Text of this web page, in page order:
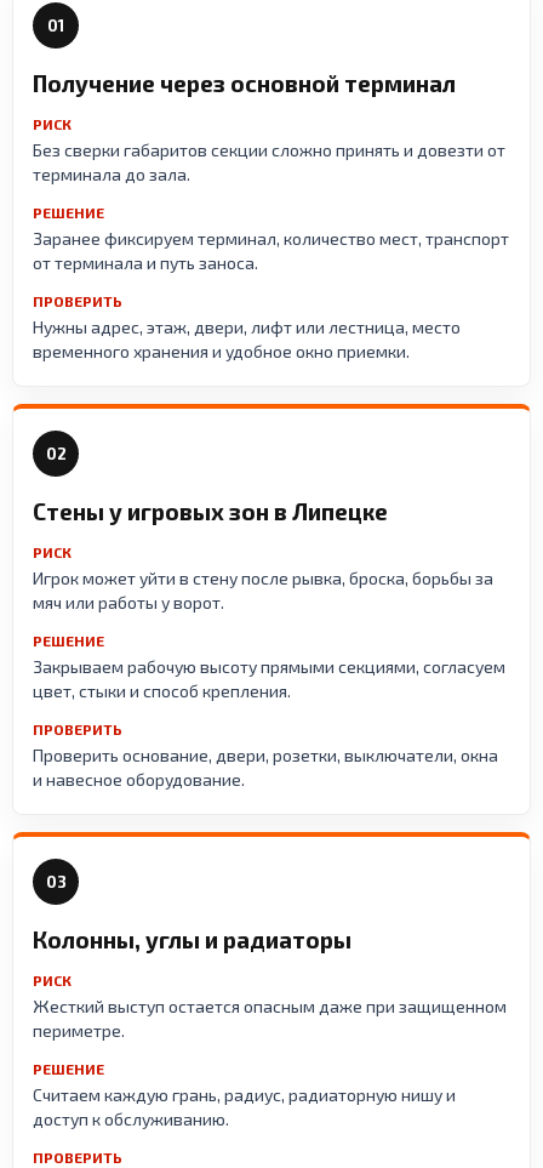
01
Получение через основной терминал
РИСК
Без сверки габаритов секции сложно принять и довезти от
терминала до зала.
РЕШЕНИЕ
Заранее фиксируем терминал, количество мест, транспорт
от терминала и путь заноса.
ПРОВЕРИТЬ
Нужны адрес, этаж, двери, лифт или лестница, место
временного хранения и удобное окно приемки.
02
Стены у игровых зон в Липецке
РИСК
Игрок может уйти в стену после рывка, броска, борьбы за
мяч или работы у ворот.
РЕШЕНИЕ
Закрываем рабочую высоту прямыми секциями, согласуем
цвет, стыки и способ крепления.
ПРОВЕРИТЬ
Проверить основание, двери, розетки, выключатели, окна
и навесное оборудование.
03
Колонны, углы и радиаторы
РИСК
Жесткий выступ остается опасным даже при защищенном
периметре.
РЕШЕНИЕ
Считаем каждую грань, радиус, радиаторную нишу и
доступ к обслуживанию.
ПРОВЕРИТЬ